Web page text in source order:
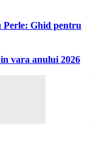
Perle: Ghid pentru
vara anului 2026